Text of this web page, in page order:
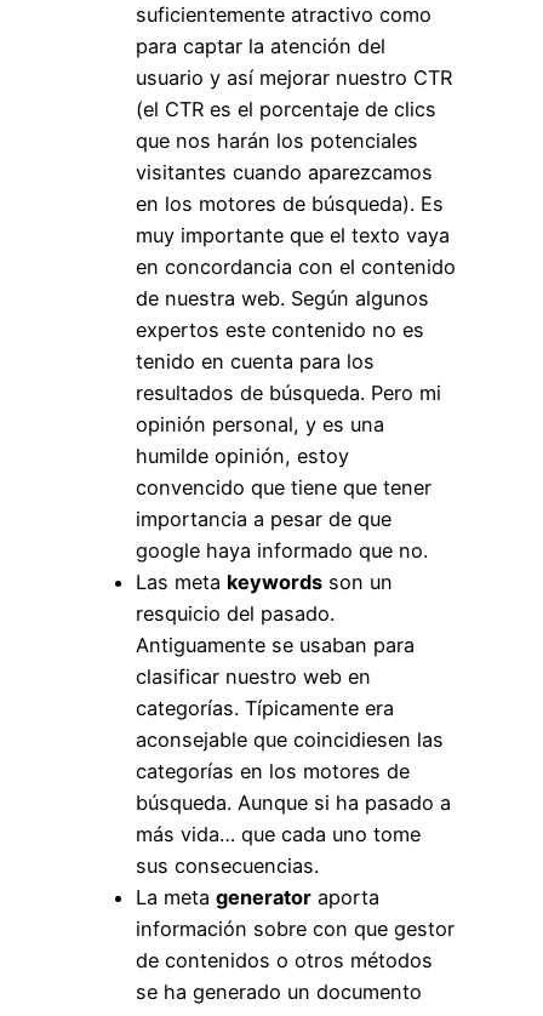
suficientemente atractivo como
para captar la atención del
usuario y así mejorar nuestro CTR
(el CTR es el porcentaje de clics
que nos harán los potenciales
visitantes cuando aparezcamos
en los motores de búsqueda). Es
muy importante que el texto vaya
en concordancia con el contenido
de nuestra web. Según algunos
expertos este contenido no es
tenido en cuenta para los
resultados de búsqueda. Pero mi
opinión personal, y es una
humilde opinión, estoy
convencido que tiene que tener
importancia a pesar de que
google haya informado que no.
Las meta keywords son un
resquicio del pasado.
Antiguamente se usaban para
clasificar nuestro web en
categorías. Típicamente era
aconsejable que coincidiesen las
categorías en los motores de
búsqueda. Aunque si ha pasado a
más vida… que cada uno tome
sus consecuencias.
La meta generator aporta
información sobre con que gestor
de contenidos o otros métodos
se ha generado un documento